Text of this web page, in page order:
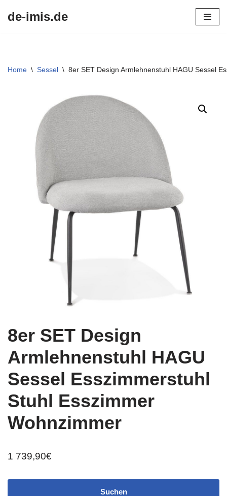
de-imis.de
Home \ Sessel \ 8er SET Design Armlehnenstuhl HAGU Sessel
8er SET Design
Armlehnenstuhl HAGU
Sessel Esszimmerstuhl
Stuhl Esszimmer
Wohnzimmer
1 739,90€
Suchen